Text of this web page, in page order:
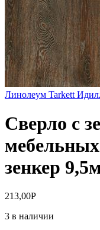
Линолеум Tarkett
Сверло с
зенкер
213,00Р
3 в наличии